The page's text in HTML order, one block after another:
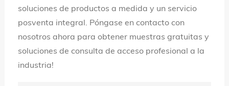
soluciones de productos a medida y un servicio
posventa integral. Póngase en contacto con
nosotros ahora para obtener muestras gratuitas y
soluciones de consulta de acceso profesional a la
industria!